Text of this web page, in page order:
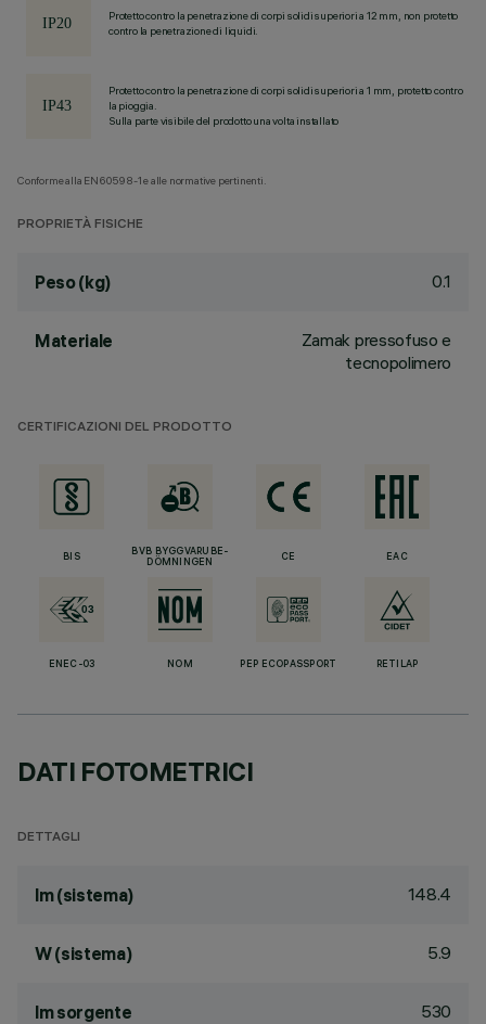
Protetto contro la penetrazione di corpi solidi superiori a 12 mm, non protetto
contro la penetrazione di liquidi.
Protetto contro la penetrazione di corpi solidi superiori a 1 mm, protetto contro
la pioggia.
Sulla parte visibile del prodotto una volta installato
Conforme alla EN60598-1 e alle normative pertinenti.
PROPRIETÀ FISICHE
Peso (kg) 0.1
Materiale
Zamak pressofuso e
tecnopolimero
CERTIFICAZIONI DEL PRODOTTO
BIS
BVB BYGGVARUBE-
DÖMNINGEN
CE EAC
ENEC-03 NOM PEP ECOPASSPORT RETILAP
DATI FOTOMETRICI
DETTAGLI
lm (sistema) 148.4
W (sistema) 5.9
lm sorgente 530